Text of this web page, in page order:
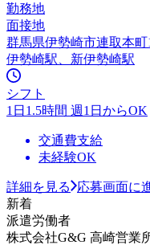
勤務地
面接地
群馬県伊勢崎市連取本
伊勢崎駅、新伊勢崎駅
シフト
1日1.5時間 週1日からOK
交通費支給
未経験OK
詳細を見る
応募画面に
新着
派遣労働者
株式会社G&G 高崎営業